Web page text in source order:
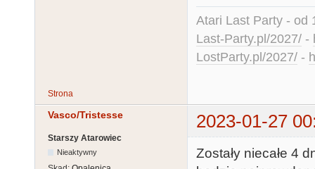
Atari Last Party - od
Last-Party.pl/2027/ -
LostParty.pl/2027/ -
Strona
Vasco/Tristesse 2023-01-27
Starszy Atarowiec
Nieaktywny
Zostały niecałe 4